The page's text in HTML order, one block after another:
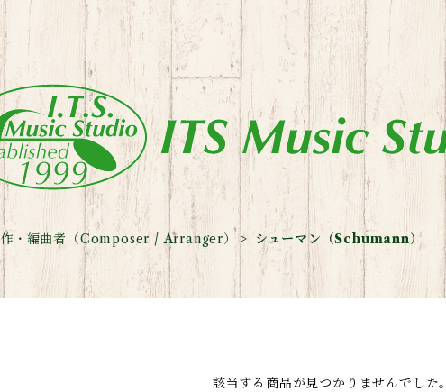
作・編曲者（Composer / Arranger） シューマン（Schumann）
該当する商品が見つかりませんでした。